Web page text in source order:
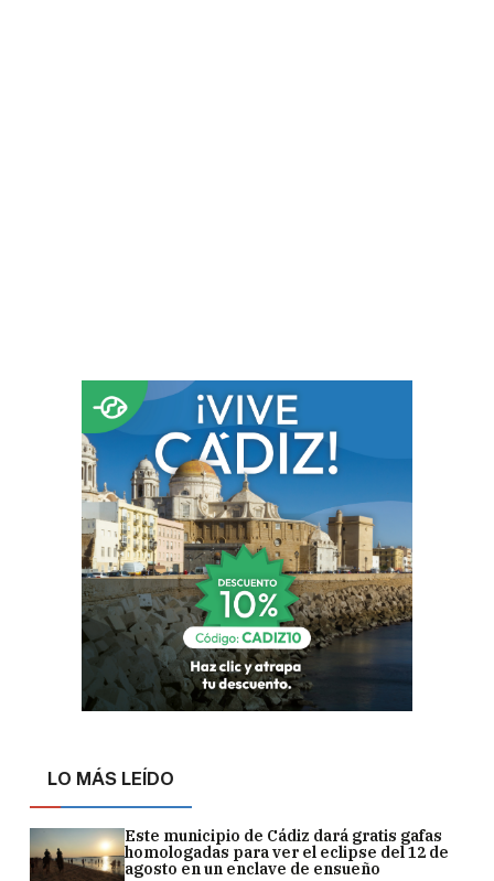
LO MÁS LEÍDO
Este municipio de Cádiz dará gratis gafas
homologadas para ver el eclipse del 12 de
agosto en un enclave de ensueño